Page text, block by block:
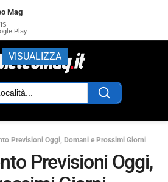
Previsioni Oggi, Domani e Prossimi Giorni
Previsioni Oggi,
Mag
Play
VISUALIZZA